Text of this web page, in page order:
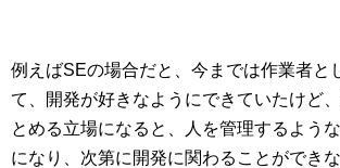
例えばSEの場合だと、今までは作業者と
て、開発が好きなようにできていたけど
とめる立場になると、人を管理するよう
になり、次第に開発に関わることができ